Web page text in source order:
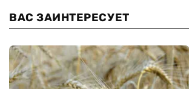
ВАС ЗАИНТЕРЕСУЕТ